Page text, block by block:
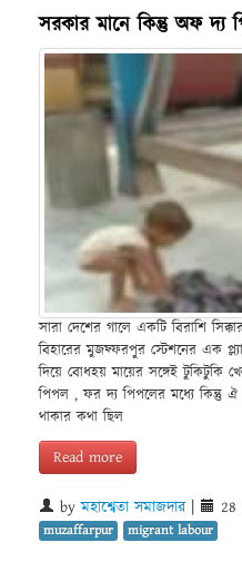
সরকার মানে কিন্তু অফ দ্য
সারা দেশের গালে একটি বিরাশি
বিহারের মুজফ্ফরপুর স্টেশনের এক
দিয়ে বোধহয় মায়ের সঙ্গেই টুকিটুকি
পিপল , ফর দ্য পিপলের মধ্যে কিন্তু
থাকার কথা ছিল
Read more
byমহাশ্বেতা সমাজদার| 28
muzaffarpur migrant labour